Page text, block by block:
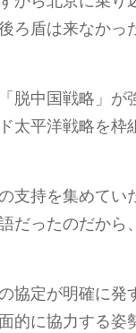
ろ盾は来なか
脱中国戦略」が
太平洋戦略を
支持を集めてい
だったのだか
協定が明確に発
的に協力する